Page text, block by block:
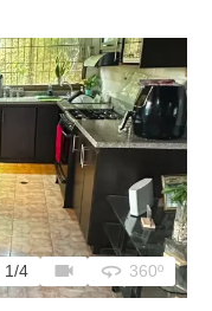
1/4 videocam 360 360º